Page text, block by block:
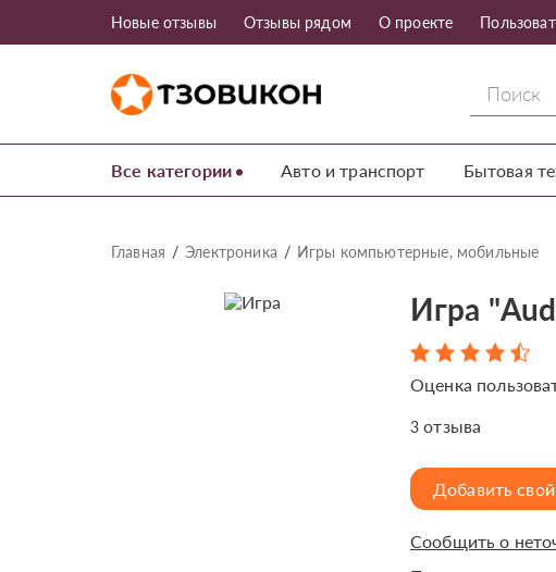
Новые отзывы Отзывы рядом О проекте
Все категории Авто и транспорт Бытовая
Главная Электроника Игры компьютерные, мобильные
Игра
Оценка
3 отзыва
Добавить
Сообщить о